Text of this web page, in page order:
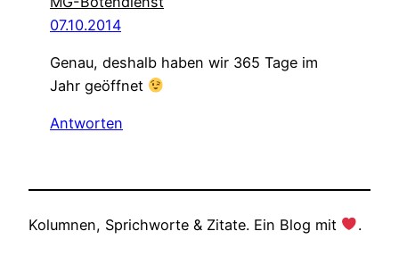
07.10.2014
Genau, deshalb haben wir 365 Tage im
Jahr geöffnet
Antworten
Kolumnen, Sprichworte & Zitate. Ein Blog mit .